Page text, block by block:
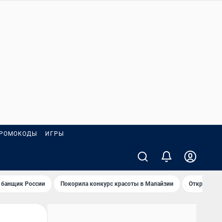
ИГРЫ
России Покорила конкурс красоты в Малайзии Открыл